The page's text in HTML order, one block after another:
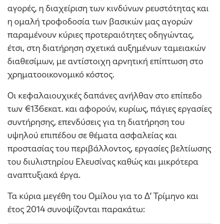
αγορές, η διαχείριση των κινδύνων ρευστότητας και
η ομαλή τροφοδοσία των βασικών μας αγορών
παραμένουν κύριες προτεραιότητες οδηγώντας,
έτσι, στη διατήρηση σχετικά αυξημένων ταμειακών
διαθεσίμων, με αντίστοιχη αρνητική επίπτωση στο
χρηματοοικονομικό κόστος.
Οι κεφαλαιουχικές δαπάνες ανήλθαν στο επίπεδο
των €136εκατ. και αφορούν, κυρίως, πάγιες εργασίες
συντήρησης, επενδύσεις για τη διατήρηση του
υψηλού επιπέδου σε θέματα ασφαλείας και
προστασίας του περιβάλλοντος, εργασίες βελτίωσης
του διυλιστηρίου Ελευσίνας καθώς και μικρότερα
αναπτυξιακά έργα.
Τα κύρια μεγέθη του Ομίλου για το Δ’ Τρίμηνο και
έτος 2014 συνοψίζονται παρακάτω: